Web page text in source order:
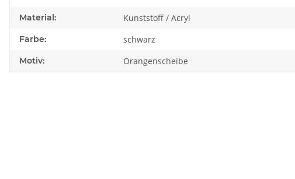
Material: Kunststoff / Acryl
Farbe: schwarz
Motiv: Orangenscheibe